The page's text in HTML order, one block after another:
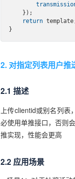
return
2. 对指定列表用户推
2.1 描述
上传clientid或别名列
必使用单推接口，否则
推实现，性能会更高
2.2 应用场景